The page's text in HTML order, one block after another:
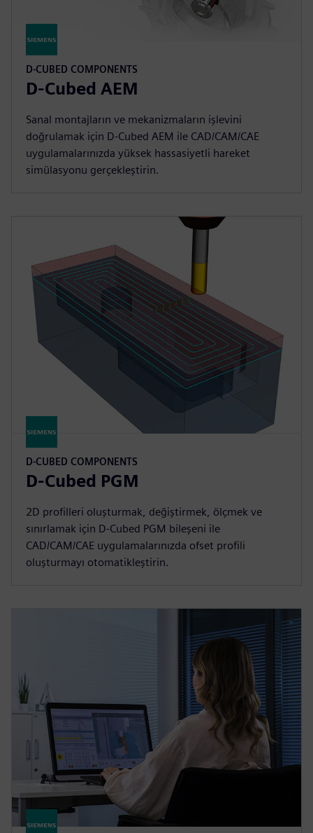
D-CUBED COMPONENTS
D-Cubed AEM
Sanal montajların ve mekanizmaların işlevini
doğrulamak için D-Cubed AEM ile CAD/CAM/CAE
uygulamalarınızda yüksek hassasiyetli hareket
simülasyonu gerçekleştirin.
D-CUBED COMPONENTS
D-Cubed PGM
2D profilleri oluşturmak, değiştirmek, ölçmek ve
sınırlamak için D-Cubed PGM bileşeni ile
CAD/CAM/CAE uygulamalarınızda ofset profili
oluşturmayı otomatikleştirin.